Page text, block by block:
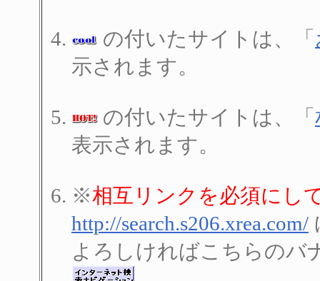
の付いたサイトは、「
示されます。
の付いたサイトは、「
表示されます。
※相互リンクを必須にし
http://search.s206.xrea.com/
よろしければこちらのバ